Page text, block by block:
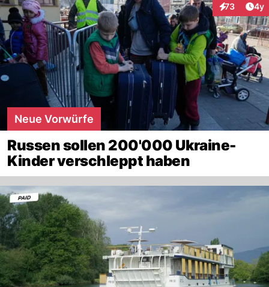
73
Interaktionen
4y
Neue Vorwürfe
Russen sollen 200'000 Ukraine-
Kinder verschleppt haben